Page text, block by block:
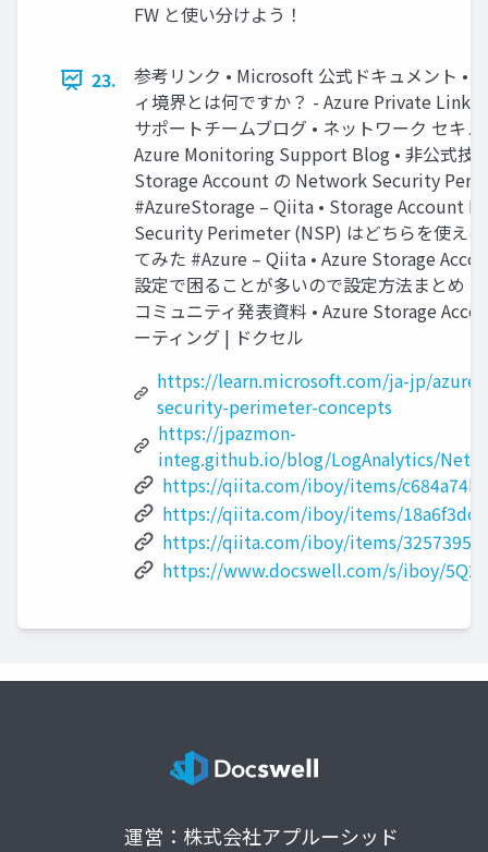
FW と使い分けよう！
23.
参考リンク • Microsoft 公式ドキュメント •
ィ境界とは何ですか？ - Azure Private Link
サポートチームブログ • ネットワーク セキ
Azure Monitoring Support Blog • 非公式技
Storage Account の Network Security
#AzureStorage – Qiita • Storage Account
Security Perimeter (NSP) はどちらを使え
てみた #Azure – Qiita • Azure Storage
設定で困ることが多いので設定方法まとめ
コミュニティ発表資料 • Azure Storage
ーティング | ドクセル
https://learn.microsoft.com/ja-jp/
security-perimeter-concepts
https://jpazmon-
integ.github.io/blog/LogAnalytics/
https://qiita.com/iboy/items/
https://qiita.com/iboy/items/
https://qiita.com/iboy/items/
https://www.docswell.com/s/iboy/
運営：株式会社アプルーシッド